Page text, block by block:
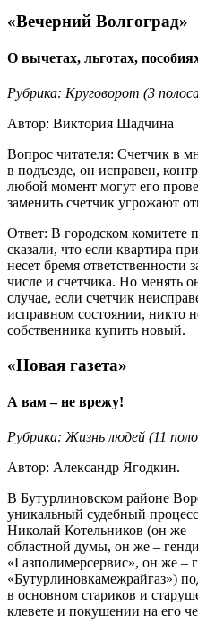
«Вечерний Волгоград»
О вычетах, льготах,
Рубрика: Круговорот (3
Автор: Виктория Шадчина
Вопрос читателя: Счетчик в
в подъезде, он исправен,
любой момент могут его
заменить счетчик угрожают
Ответ: В городском комитете
сказали, что если квартира
несет бремя ответственности
числе и счетчика. Но менять
случае, если счетчик
исправном состоянии, никто
собственника купить новый.
«Новая газета»
А вам – не врежу!
Рубрика: Жизнь людей (11
Автор: Александр Ягодкин.
В Бутурлиновском районе
уникальный судебный
Николай Котельников (он же
областной думы, он же –
«Газполимерсервис», он же –
«Бутурлиновкамежрайгаз»)
в основном стариков и
клевете и покушении на его